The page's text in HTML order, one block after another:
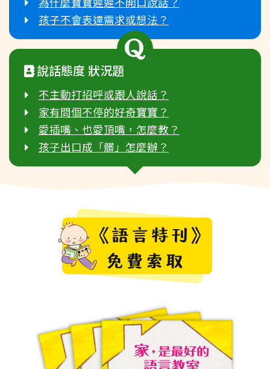
為什麼寶寶遲遲不開口說話？
孩子不會表達需求或想法？
說話態度 狀況題
不主動打招呼或跟人說話？
家有問個不停的好奇寶寶？
愛插嘴、也愛頂嘴，怎麼教？
孩子出口成「髒」怎麼辦？